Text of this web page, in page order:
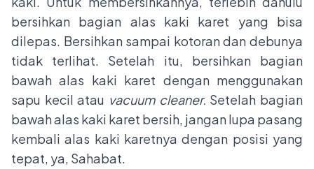
bersihkan bagian alas kaki karet yang bisa
dilepas. Bersihkan sampai kotoran dan debunya
tidak terlihat. Setelah itu, bersihkan bagian
bawah alas kaki karet dengan menggunakan
sapu kecil atau vacuum cleaner. Setelah bagian
bawah alas kaki karet bersih, jangan lupa pasang
kembali alas kaki karetnya dengan posisi yang
tepat, ya, Sahabat.